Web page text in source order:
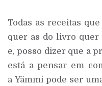
Todas as receitas
quer as do livro quer
e, posso dizer que a
está a pensar em
a Yämmi pode ser